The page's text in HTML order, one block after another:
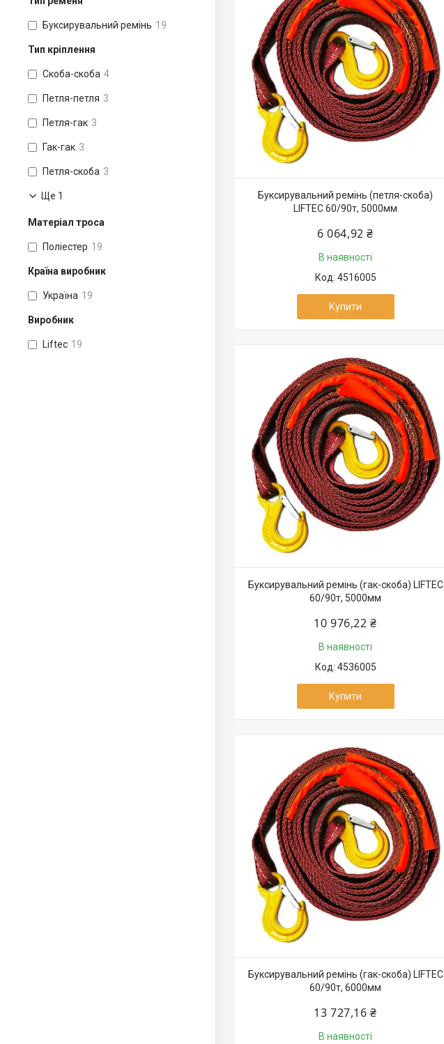
Буксирувальний ремінь 19
Тип кріплення
Скоба-скоба 4
Петля-петля 3
Петля-гак 3
Гак-гак 3
Петля-скоба 3
Ще 1
Матеріал троса
Поліестер 19
Країна виробник
Україна 19
Виробник
Liftec 19
Буксирувальний ремінь (петля-скоба)
LIFTEC 60/90т, 5000мм
6 064,92 ₴
В наявності
4516005
Купити
Буксирувальний ремінь (гак-скоба) LIFTEC
60/90т, 5000мм
10 976,22 ₴
В наявності
4536005
Купити
Буксирувальний ремінь (гак-скоба) LIFTEC
60/90т, 6000мм
13 727,16 ₴
В наявності